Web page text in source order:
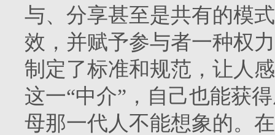
与、分享甚至是共有的模
效，并赋予参与者一种权
制定了标准和规范，让人
这一“中介”，自己也能获
母那一代人不能想象的。